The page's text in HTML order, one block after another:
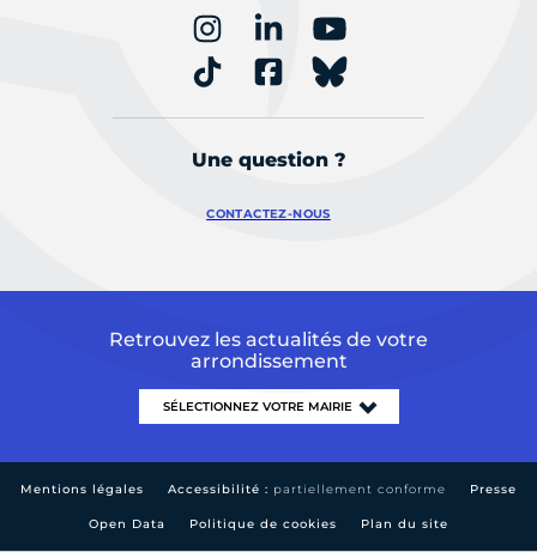
Une question ?
CONTACTEZ-NOUS
Retrouvez les actualités de votre
arrondissement
Mentions légales Accessibilité : partiellement conforme Presse
Open Data Politique de cookies Plan du site